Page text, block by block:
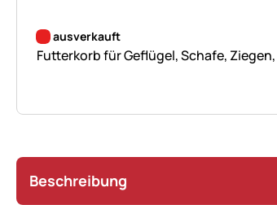
Noch keine Bewertungen abgegeben
ausverkauft
Futterkorb für Geflügel, Schafe,
Beschreibung